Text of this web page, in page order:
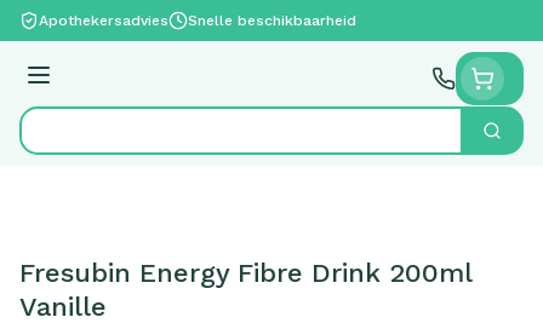
Ga naar de inhoud
Apothekersadvies Snelle beschikbaarheid
Menu
Product, merk, categorie... Zoek
Fresubin Energy Fibre Drink 200ml
Vanille